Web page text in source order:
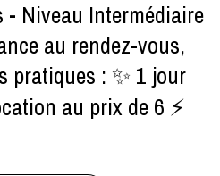
- Niveau Intermédiaire
au rendez-vous,
pratiques : ✨ 1 jour
au prix de 6 ⚡